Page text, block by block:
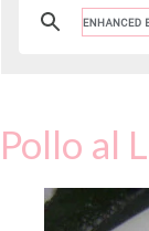
Pollo al